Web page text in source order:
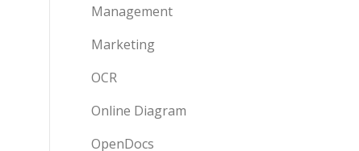
Management
Marketing
OCR
Online Diagram
OpenDocs